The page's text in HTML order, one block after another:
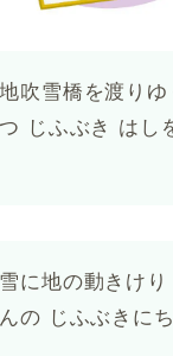
吹雪橋を渡りゆ
じふぶき はし
に地の動きけり
んの じふぶきに